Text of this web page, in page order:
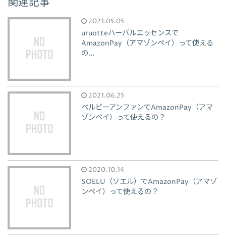
2021.05.05
uruotteハーバルエッセンスで
AmazonPay（アマゾンペイ）って使える
の...
2021.06.25
ベルビーアンファンでAmazonPay（アマ
ゾンペイ）って使えるの？
2020.10.14
SOELU（ソエル）でAmazonPay（アマゾ
ンペイ）って使えるの？